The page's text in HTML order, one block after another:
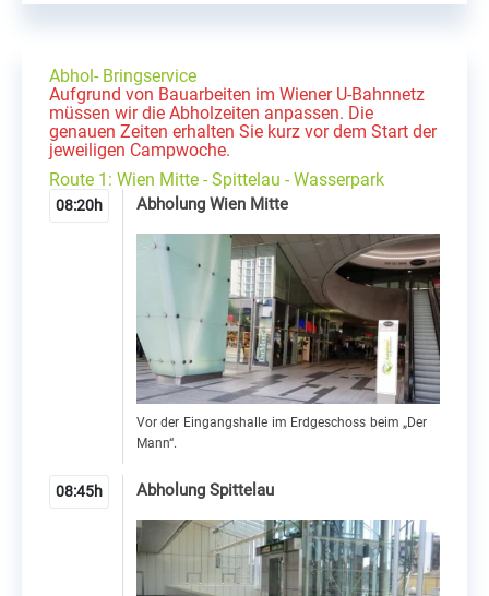
Abhol- Bringservice
Aufgrund von Bauarbeiten im Wiener U-Bahnnetz
müssen wir die Abholzeiten anpassen. Die
genauen Zeiten erhalten Sie kurz vor dem Start der
jeweiligen Campwoche.
Route 1: Wien Mitte - Spittelau - Wasserpark
08:20h Abholung Wien Mitte
Vor der Eingangshalle im Erdgeschoss beim „Der
Mann“.
08:45h Abholung Spittelau